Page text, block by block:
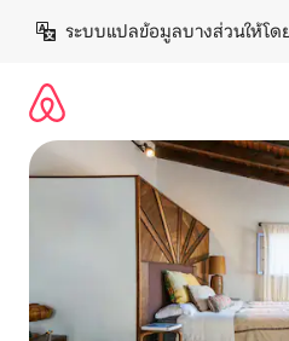
เนื้อหา
ระบบแปลข้อมูลบางส่วนให้โด